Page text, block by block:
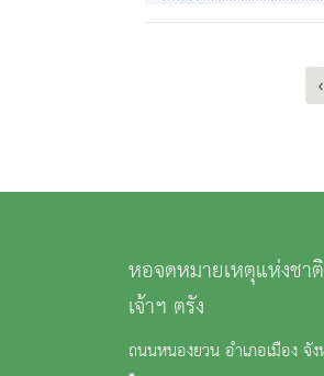
‹
หอจดหมายเหตุแห่งชา
เจ้าฯ ตรัง
ถนนหนองยวน อำเภอเมือง จั